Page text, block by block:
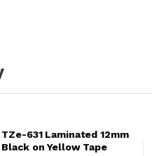
TZe-631 Laminated 12mm
Black on Yellow Tape